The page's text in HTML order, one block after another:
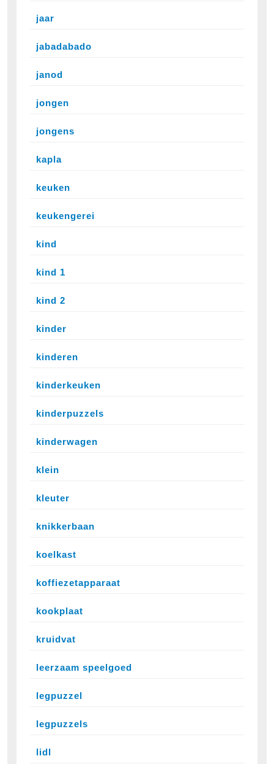
jaar
jabadabado
janod
jongen
jongens
kapla
keuken
keukengerei
kind
kind 1
kind 2
kinder
kinderen
kinderkeuken
kinderpuzzels
kinderwagen
klein
kleuter
knikkerbaan
koelkast
koffiezetapparaat
kookplaat
kruidvat
leerzaam speelgoed
legpuzzel
legpuzzels
lidl